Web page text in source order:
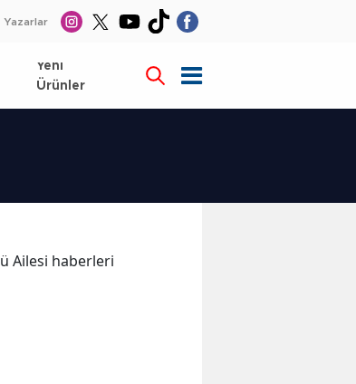
Yazarlar
Yeni
Ürünler
Ailesi haberleri